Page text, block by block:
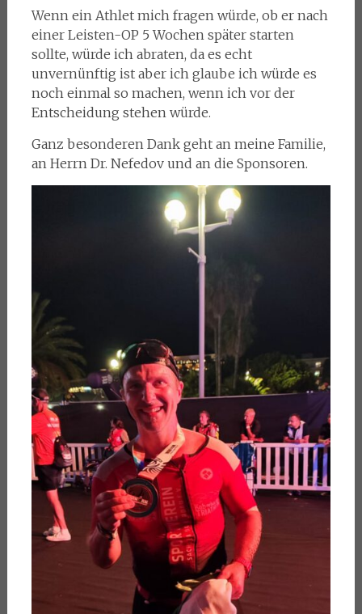
Wenn ein Athlet mich fragen würde, ob er nach
einer Leisten-OP 5 Wochen später starten
sollte, würde ich abraten, da es echt
unvernünftig ist aber ich glaube ich würde es
noch einmal so machen, wenn ich vor der
Entscheidung stehen würde.
Ganz besonderen Dank geht an meine Familie,
an Herrn Dr. Nefedov und an die Sponsoren.